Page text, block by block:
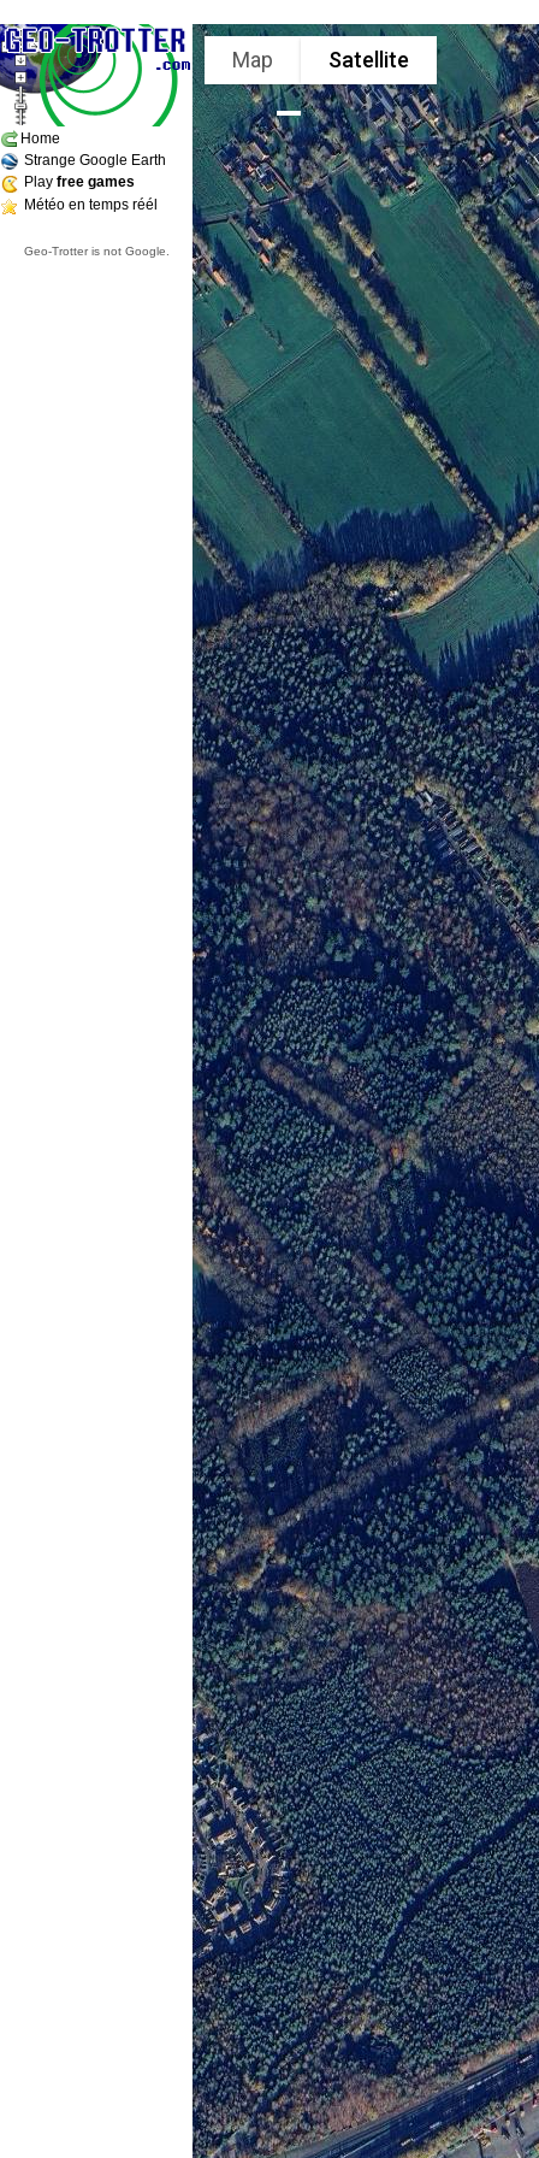
Home
Strange Google Earth
Play free games
Météo en temps réél
Geo-Trotter is not Google.
Map Satellite